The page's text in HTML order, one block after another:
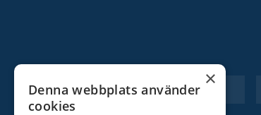
×
Denna webbplats använder
cookies